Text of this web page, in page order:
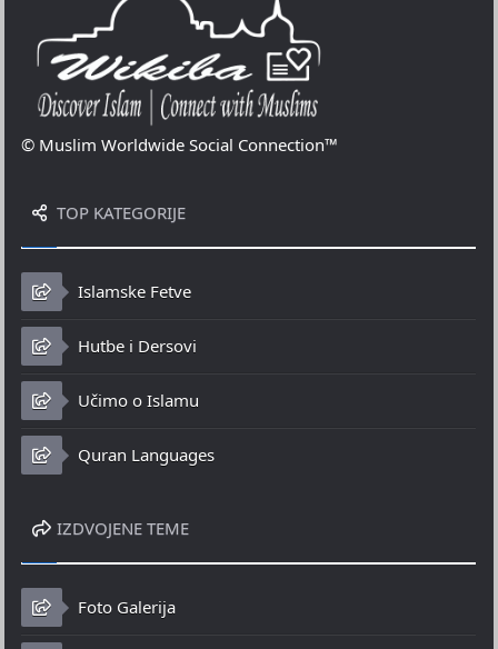
© Muslim Worldwide Social Connection™
TOP KATEGORIJE
Islamske Fetve
Hutbe i Dersovi
Učimo o Islamu
Quran Languages
IZDVOJENE TEME
Foto Galerija